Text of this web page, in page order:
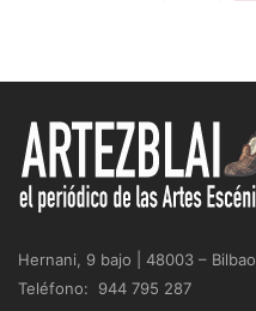
Hernani, 9 bajo | 48003 – Bilbao
Teléfono: 944 795 287